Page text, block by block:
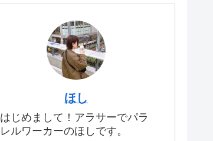
ほし
はじめまして！アラサーでパラ
レルワーカーのほしです。